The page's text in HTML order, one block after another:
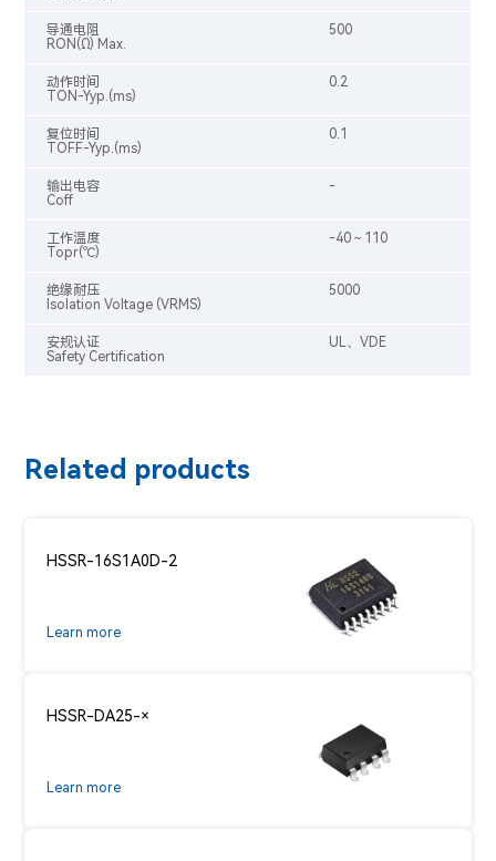
导通电阻
RON(Ω) Max.
500
动作时间
TON-Yyp.(ms)
0.2
复位时间
TOFF-Yyp.(ms)
0.1
输出电容
Coff
-
工作温度
Topr(℃)
-40～110
绝缘耐压
Isolation Voltage (VRMS)
5000
安规认证
Safety Certification
UL、VDE
Related products
HSSR-16S1A0D-2
Learn more
HSSR-DA25-×
Learn more